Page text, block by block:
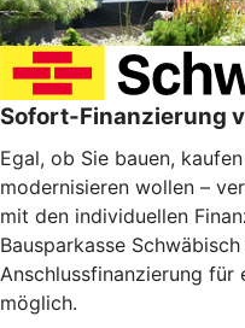
Sofort-Finanzierung
Egal, ob Sie bauen,
modernisieren wollen –
mit den individuellen
Bausparkasse
Anschlussfinanzierung für
möglich.